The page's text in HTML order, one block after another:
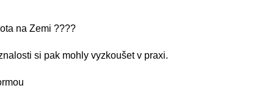
na Zemi ????
si pak mohly vyzkoušet v praxi.